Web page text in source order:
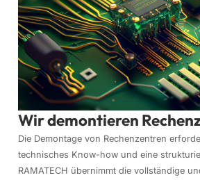
Wir demontieren
Die Demontage von Rechenzentren
technisches Know-how und eine
RAMATECH übernimmt die vollständige